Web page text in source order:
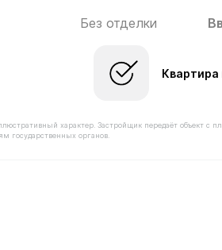
Без отделки
Квартира
характер. Застройщик передаёт объект с
государственных органов.